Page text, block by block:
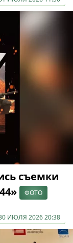
съемки
ФОТО
ИЮЛЯ 2026 20:38